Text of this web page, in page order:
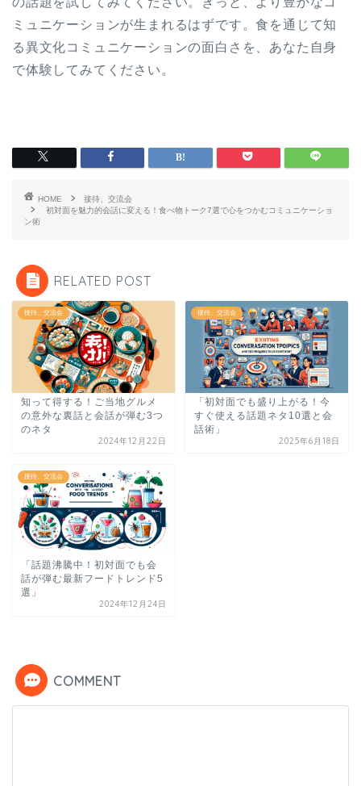
ミュニケーションが生まれるはずです。食を通じて知
る異文化コミュニケーションの面白さを、あなた自身
で体験してみてください。
HOME
接待、交流会
初対面を魅力的会話に変える！食べ物トーク7選で心をつかむコミュニケーショ
ン術
RELATED POST
接待、交流会
知って得する！ご当地グルメ
の意外な裏話と会話が弾む3つ
のネタ
2024年12月22日
接待、交流会
「初対面でも盛り上がる！今
すぐ使える話題ネタ10選と会
話術」
2025年6月18日
接待、交流会
「話題沸騰中！初対面でも会
話が弾む最新フードトレンド5
選」
2024年12月24日
COMMENT